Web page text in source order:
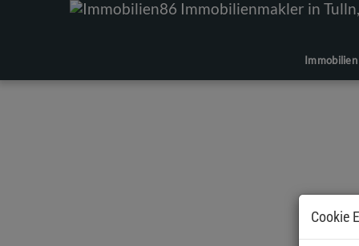
Immobilien
Cookie